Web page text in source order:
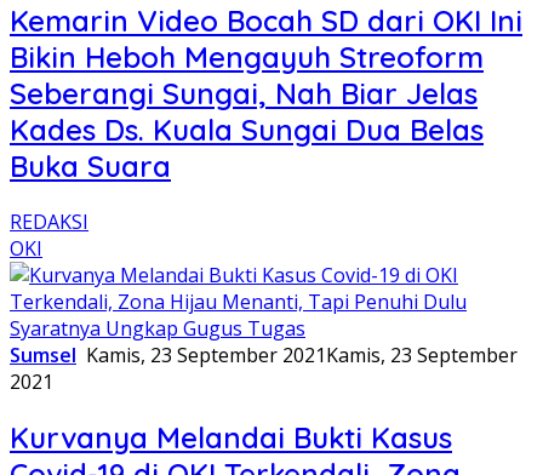
Kemarin Video Bocah SD dari OKI Ini
Bikin Heboh Mengayuh Streoform
Seberangi Sungai, Nah Biar Jelas
Kades Ds. Kuala Sungai Dua Belas
Buka Suara
REDAKSI
OKI
Sumsel Kamis, 23 September 2021Kamis, 23 September
2021
Kurvanya Melandai Bukti Kasus